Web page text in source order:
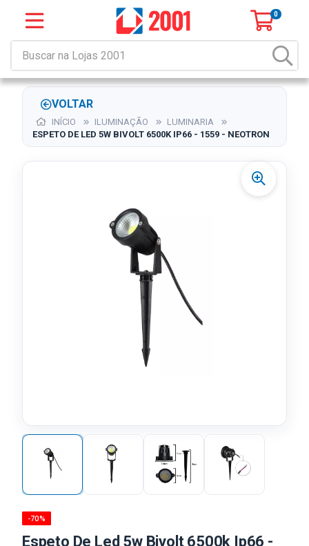
0
VOLTAR
INÍCIO ILUMINAÇÃO
LUMINARIA
ESPETO DE LED 5W BIVOLT 6500K IP66 - 1559 - NEOTRON
-70%
Espeto De Led 5w Bivolt 6500k Ip66 -